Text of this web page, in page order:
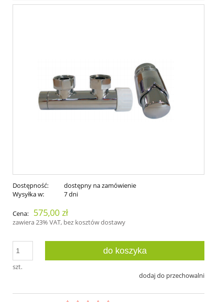
Dostępność:
dostępny na zamówienie
Wysyłka w:
7 dni
Cena: 575,00 zł
zawiera 23% VAT, bez kosztów dostawy
szt.
do koszyka
dodaj do przechowalni